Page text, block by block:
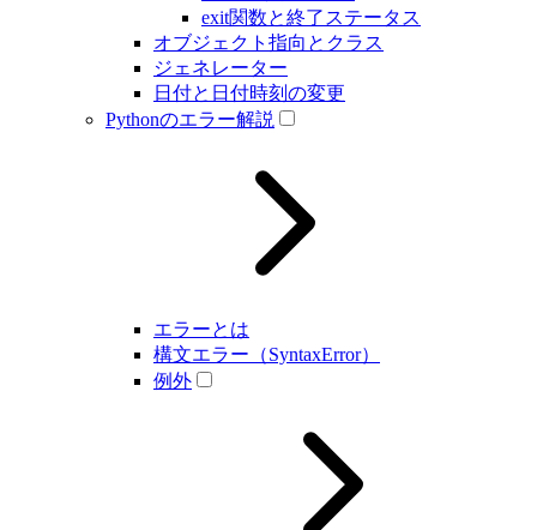
exit関数と終了ステータス
オブジェクト指向とクラス
ジェネレーター
日付と日付時刻の変更
Pythonのエラー解説
エラーとは
構文エラー（SyntaxError）
例外